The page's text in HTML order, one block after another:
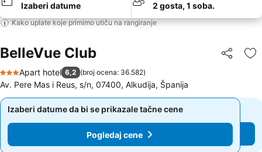
Izaberi datume 2 gosta, 1 soba.
Kako uplate koje primimo utiču na rangiranje
BelleVue Club Deli
3 Zvezdice
Apart hotel 6,2 (broj ocena: 36.582)
Av. Pere Mas i Reus, s/n, 07400, Alkudija, Španija
Izaberi datume da bi se prikazale tačne cene
Pogledaj cene
Izaberi datume da bi se prikazale tačne cene
Pogledaj cene